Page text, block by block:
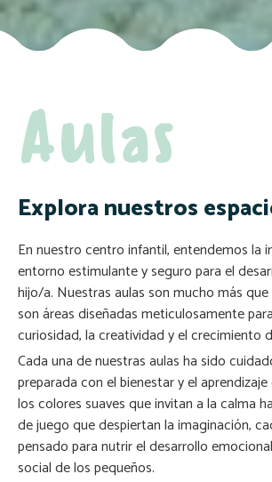
Aulas
Explora nuestros
En nuestro centro infantil, entendemos la
entorno estimulante y seguro para el
hijo/a. Nuestras aulas son mucho más que
son áreas diseñadas meticulosamente
curiosidad, la creatividad y el crecimiento
Cada una de nuestras aulas ha sido
preparada con el bienestar y el
los colores suaves que invitan a la calma
de juego que despiertan la imaginación,
pensado para nutrir el desarrollo
social de los pequeños.